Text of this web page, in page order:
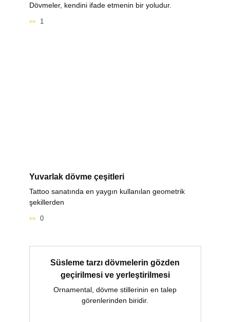
Dövmeler, kendini ifade etmenin bir yoludur.
1
Yuvarlak dövme çeşitleri
Tattoo sanatında en yaygın kullanılan geometrik
şekillerden
0
Süsleme tarzı dövmelerin gözden
geçirilmesi ve yerleştirilmesi
Ornamental, dövme stillerinin en talep
görenlerinden biridir.